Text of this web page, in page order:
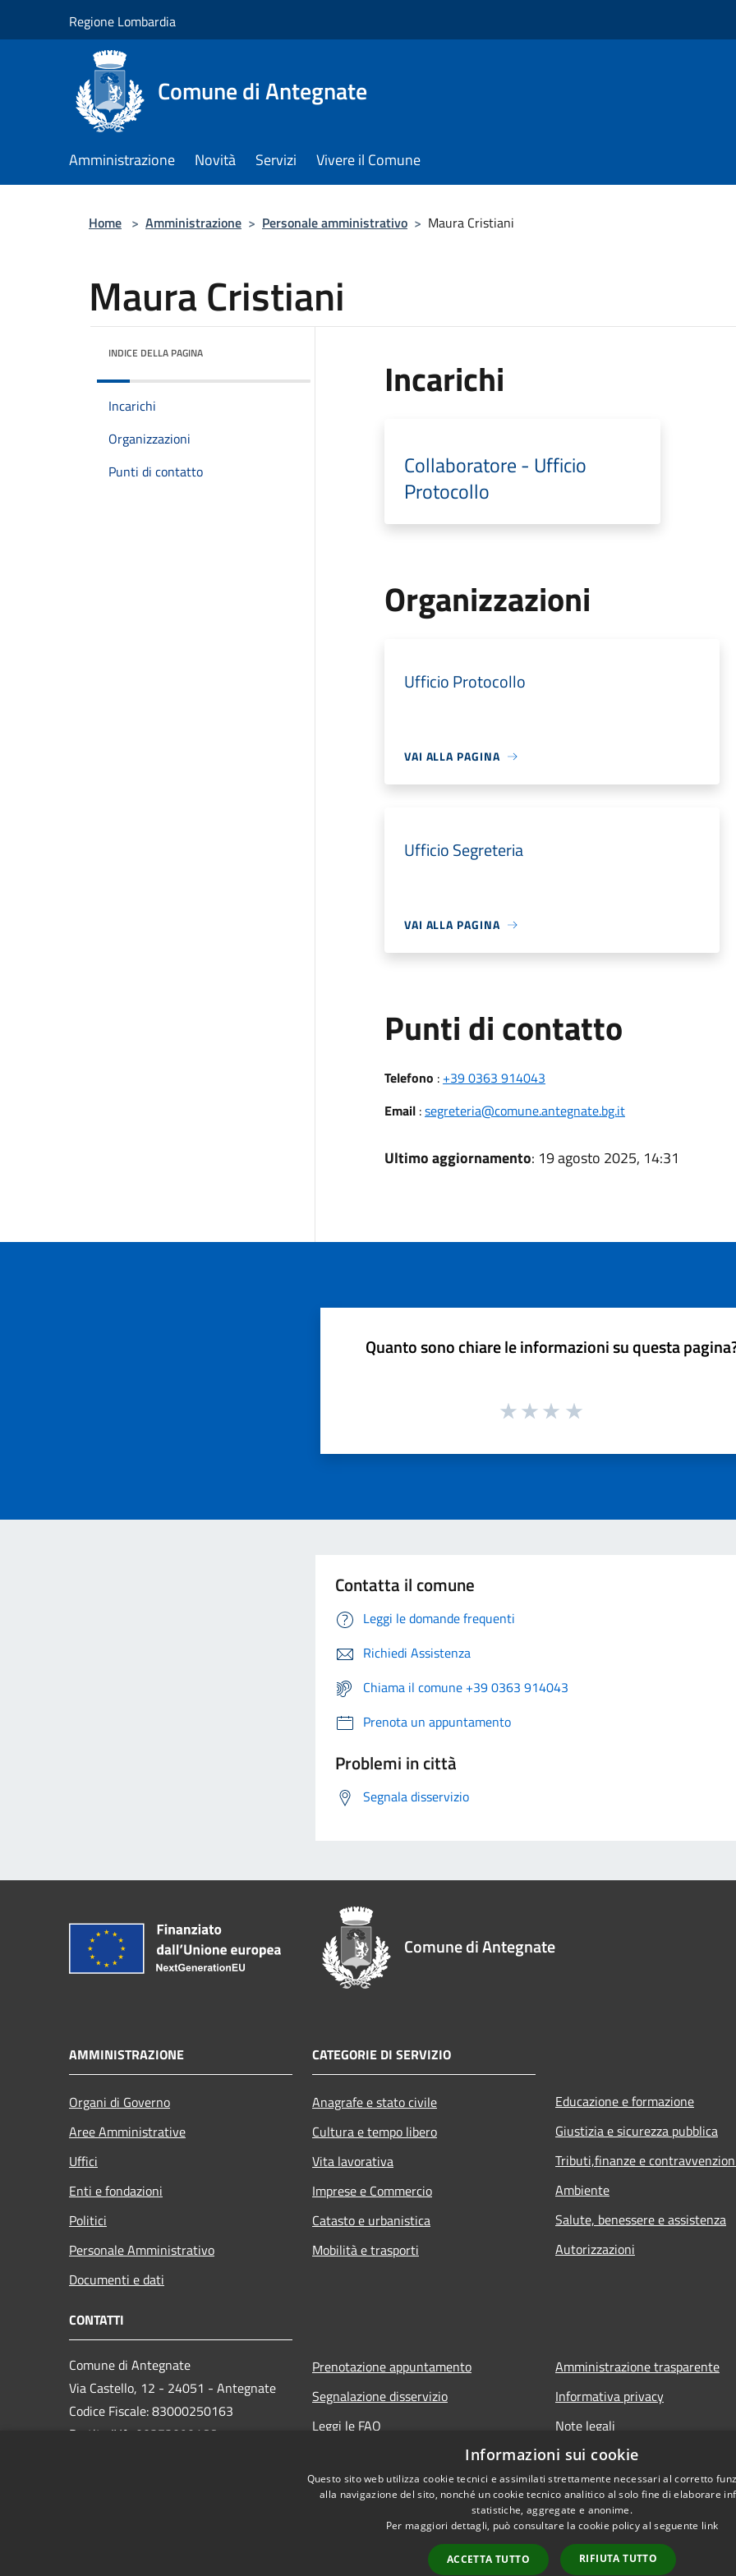
Regione Lombardia
Comune di Antegnate
Amministrazione Novità Servizi Vivere il Comune
Home > Amministrazione > Personale amministrativo > Maura Cristiani
Maura Cristiani
INDICE DELLA PAGINA
Incarichi
Organizzazioni
Punti di contatto
Incarichi
Collaboratore - Ufficio
Protocollo
Organizzazioni
Ufficio Protocollo
VAI ALLA PAGINA
Ufficio Segreteria
VAI ALLA PAGINA
Punti di contatto
Telefono : +39 0363 914043
Email:segreteria@comune.antegnate.bg.it
Ultimo aggiornamento: 19 agosto 2025, 14:31
Quanto sono chiare le informazioni su questa
Contatta il comune
Leggi le domande frequenti
Richiedi Assistenza
Chiama il comune +39 0363 914043
Prenota un appuntamento
Problemi in città
Segnala disservizio
Comune di Antegnate
AMMINISTRAZIONE
Organi di Governo
Aree Amministrative
Uffici
Enti e fondazioni
Politici
Personale Amministrativo
Documenti e dati
CATEGORIE DI SERVIZIO
Anagrafe e stato civile
Cultura e tempo libero
Vita lavorativa
Imprese e Commercio
Catasto e urbanistica
Mobilità e trasporti
Educazione e formazione
Giustizia e sicurezza pubblica
Tributi,finanze e
Ambiente
Salute, benessere e assistenza
Autorizzazioni
CONTATTI
Comune di Antegnate
Via Castello, 12 - 24051 - Antegnate
Codice Fiscale: 83000250163
Partita IVA: 00373090166
Prenotazione appuntamento
Segnalazione disservizio
Leggi le FAQ
Amministrazione trasparente
Informativa privacy
Note legali
Dichiarazione di accessibilità
Informazioni sui cookie
Questo sito web utilizza cookie tecnici e assimilati strettamente necessari al corretto
alla navigazione del sito, nonché un cookie tecnico analitico al solo fine di elaborare
statistiche, aggregate e anonime.
Per maggiori dettagli, può consultare la cookie policy al seguente link
ACCETTA TUTTO RIFIUTA TUTTO